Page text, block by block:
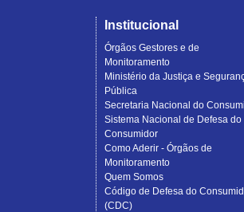
Institucional
Órgãos Gestores e de
Monitoramento
Ministério da Justiça e
Pública
Secretaria Nacional do
Sistema Nacional de Defesa do
Consumidor
Como Aderir - Órgãos de
Monitoramento
Quem Somos
Código de Defesa do
(CDC)